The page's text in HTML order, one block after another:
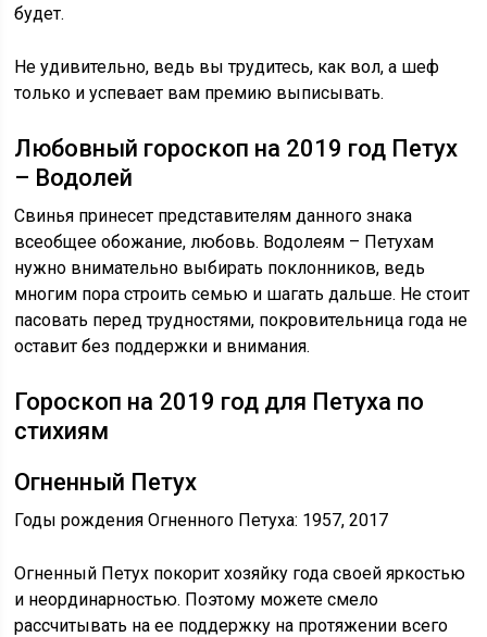
будет.
Не удивительно, ведь вы трудитесь, как вол, а шеф
только и успевает вам премию выписывать.
Любовный гороскоп на 2019 год Петух
– Водолей
Свинья принесет представителям данного знака
всеобщее обожание, любовь. Водолеям – Петухам
нужно внимательно выбирать поклонников, ведь
многим пора строить семью и шагать дальше. Не стоит
пасовать перед трудностями, покровительница года не
оставит без поддержки и внимания.
Гороскоп на 2019 год для Петуха по
стихиям
Огненный Петух
Годы рождения Огненного Петуха: 1957, 2017
Огненный Петух покорит хозяйку года своей яркостью
и неординарностью. Поэтому можете смело
рассчитывать на ее поддержку на протяжении всего